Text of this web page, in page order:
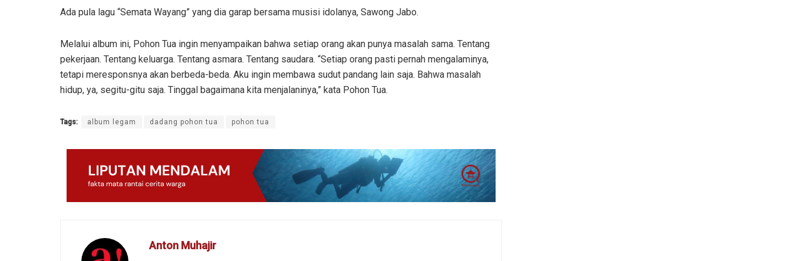
Ada pula lagu “Semata Wayang” yang dia garap bersama musisi idolanya, Sawong Jabo.
Melalui album ini, Pohon Tua ingin menyampaikan bahwa setiap orang akan punya masalah sama. Tentang
pekerjaan. Tentang keluarga. Tentang asmara. Tentang saudara. “Setiap orang pasti pernah mengalaminya,
tetapi meresponsnya akan berbeda-beda. Aku ingin membawa sudut pandang lain saja. Bahwa masalah
hidup, ya, segitu-gitu saja. Tinggal bagaimana kita menjalaninya,” kata Pohon Tua.
Tags: album legam dadang pohon tua pohon tua
Anton Muhajir